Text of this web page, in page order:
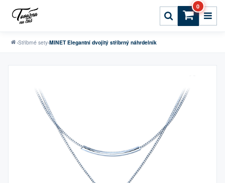
0
›Stříbrné sety›MINET Elegantní dvojitý stříbrný náhrdelník